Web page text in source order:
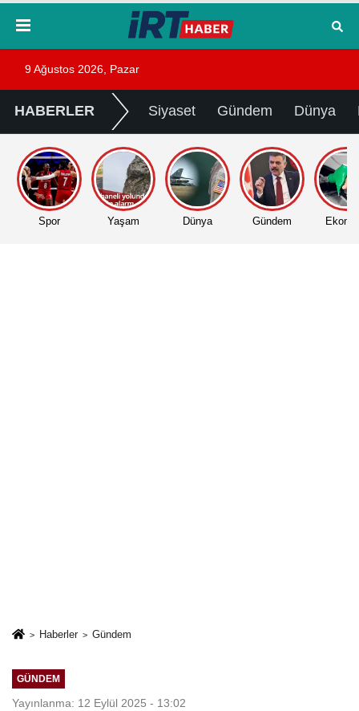
9 Ağustos 2026, Pazar
HABERLER Siyaset Gündem Dünya
Spor Yaşam Dünya Gündem
Haberler Gündem
GÜNDEM
Yayınlanma: 12 Eylül 2025 - 13:02